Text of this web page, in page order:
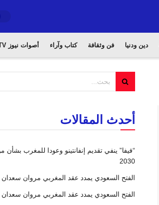
دين ودنيا فن وثقافة كتاب وآراء أصوات نيوز TV
أحدث المقالات
“فيفا” ينفي تقديم إنفانتينو وعودا للمغرب بشأن
2030
الفتح السعودي يمدد عقد المغربي مروان سعدان
الفتح السعودي يمدد عقد المغربي مروان سعدان